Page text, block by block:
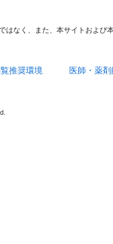
なく、また、本サイトおよび
推奨環境
医師・薬